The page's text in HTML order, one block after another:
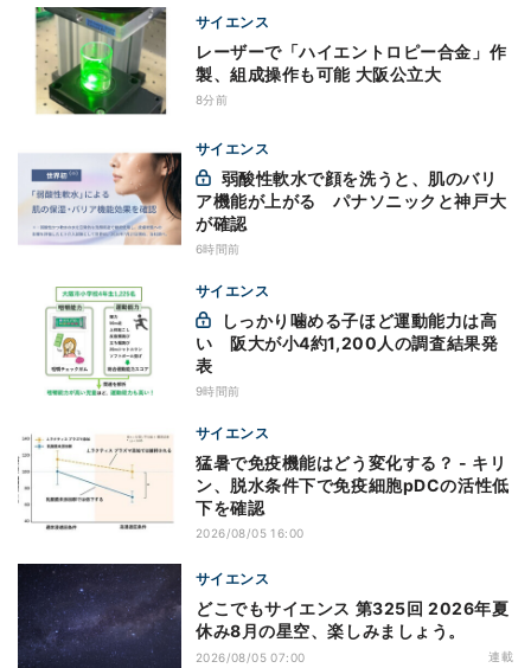
サイエンス
レーザーで「ハイエントロピー合金」作
製、組成操作も可能 大阪公立大
8分前
サイエンス
ア機能が上がる パナソニックと神戸大
が確認
6時間前
サイエンス
い 阪大が小4約1,200人の調査結果発
表
9時間前
サイエンス
猛暑で免疫機能はどう変化する？ - キリ
ン、脱水条件下で免疫細胞pDCの活性低
下を確認
2026/08/05 16:00
サイエンス
どこでもサイエンス 第325回 2026年夏
休み8月の星空、楽しみましょう。
2026/08/05 07:00 連載